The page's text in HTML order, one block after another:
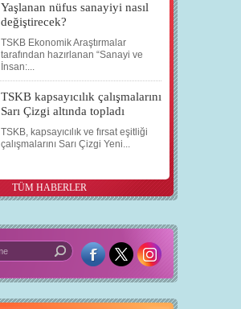
Yaşlanan nüfus sanayiyi nasıl
değiştirecek?
TSKB Ekonomik Araştırmalar
tarafından hazırlanan “Sanayi ve
İnsan:...
TSKB kapsayıcılık çalışmalarını
Sarı Çizgi altında topladı
TSKB, kapsayıcılık ve fırsat eşitliği
çalışmalarını Sarı Çizgi Yeni...
TÜM HABERLER